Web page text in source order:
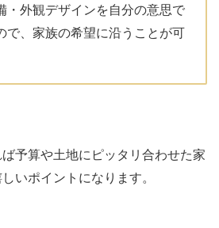
・外観デザインを自分の意思で
で、家族の希望に沿うことが可
予算や土地にピッタリ合わせた家
いポイントになります。